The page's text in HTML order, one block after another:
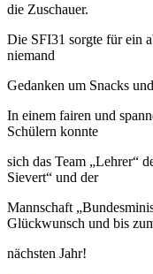
die Zuschauer.
Die SFI31 sorgte für ein
niemand
Gedanken um Snacks
In einem fairen und
Schülern konnte
sich das Team „Lehrer“
Sievert“ und der
Mannschaft
Glückwunsch und bis
nächsten Jahr!